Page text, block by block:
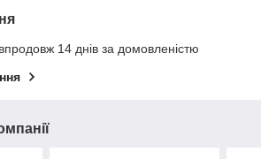
14 днів за домовленістю